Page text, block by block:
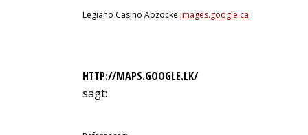
Legiano Casino Abzocke images.google.ca
HTTP://MAPS.GOOGLE.LK/
sagt: